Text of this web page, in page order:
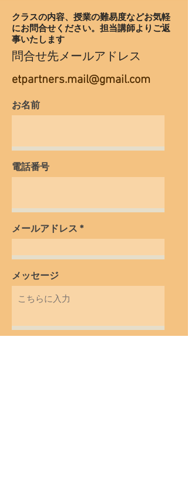
​クラスの内容、授業の難易度などお気軽
にお問合せください。担当講師よりご返
事いたします
問合せ先メールアドレス
etpartners.mail@gmail.com
お名前
電話番号
メールアドレス
メッセージ